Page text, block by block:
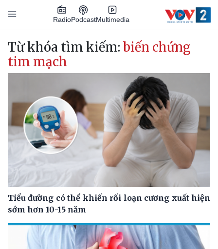
Nhảy đến nội dung
RadioPodcastMultimedia
Main navigation
Từ khóa tìm kiếm: biến chứng
tim mạch
Tiểu đường có thể khiến rối loạn cương xuất hiện
sớm hơn 10-15 năm